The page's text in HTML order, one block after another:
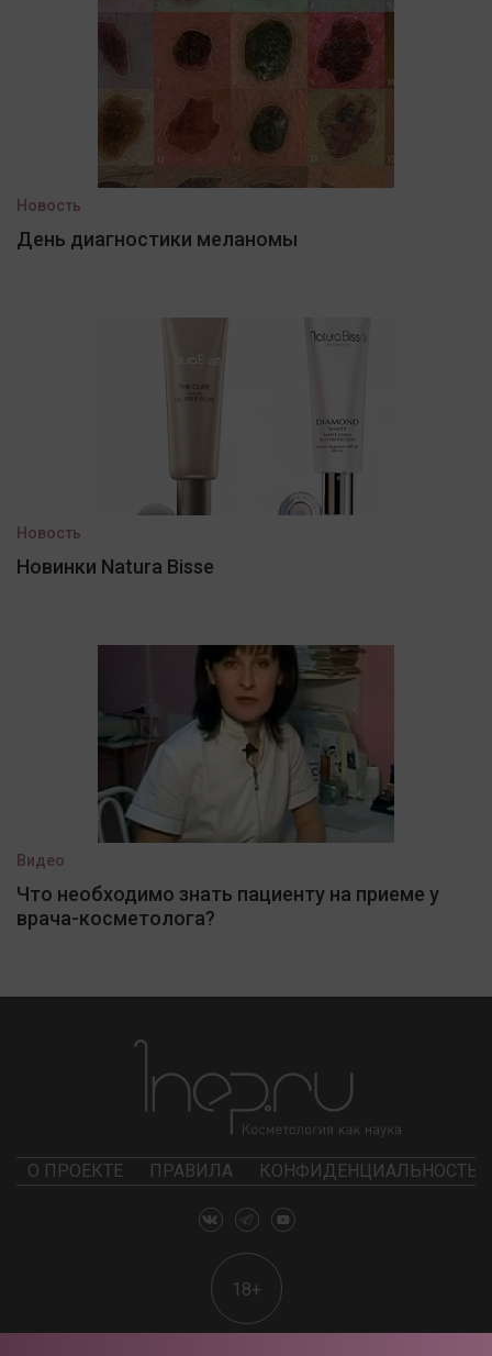
Новость
День диагностики меланомы
Новость
Новинки Natura Bisse
Видео
Что необходимо знать пациенту на приеме у
врача-косметолога?
О ПРОЕКТЕ ПРАВИЛА КОНФИДЕНЦИАЛЬНОСТЬ
18+